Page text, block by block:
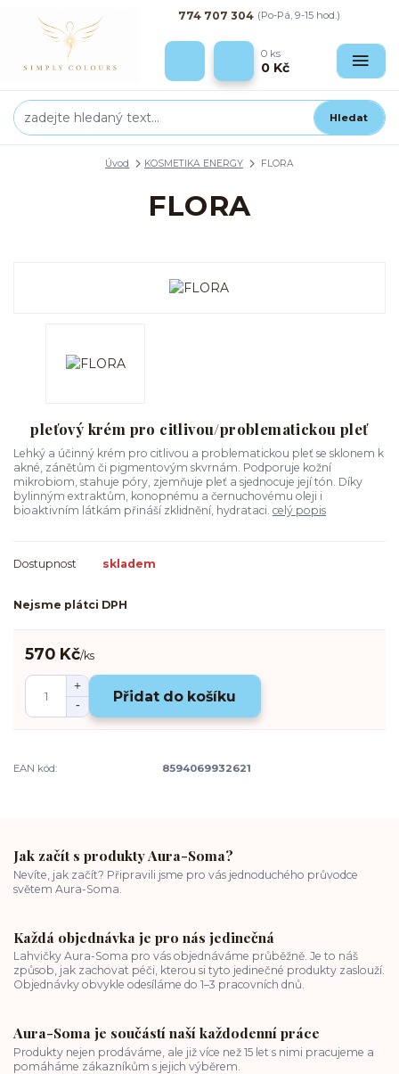
Hledat
774 707 304 (Po-Pá, 9-15 hod.)
0 ks
0 Kč
Úvod KOSMETIKA ENERGY FLORA
FLORA
pleťový krém pro citlivou/problematickou pleť
Lehký a účinný krém pro citlivou a problematickou pleť se sklonem k
akné, zánětům či pigmentovým skvrnám. Podporuje kožní
mikrobiom, stahuje póry, zjemňuje pleť a sjednocuje její tón. Díky
bylinným extraktům, konopnému a černuchovému oleji i
bioaktivním látkám přináší zklidnění, hydrataci. celý popis
Dostupnost skladem
Nejsme plátci DPH
570 Kč/ks
Přidat do košíku
EAN kód: 8594069932621
Jak začít s produkty Aura-Soma?
Nevíte, jak začít? Připravili jsme pro vás jednoduchého průvodce
světem Aura-Soma.
Každá objednávka je pro nás jedinečná
Lahvičky Aura-Soma pro vás objednáváme průběžně. Je to náš
způsob, jak zachovat péči, kterou si tyto jedinečné produkty zaslouží.
Objednávky obvykle odesíláme do 1–3 pracovních dnů.
Aura-Soma je součástí naší každodenní práce
Produkty nejen prodáváme, ale již více než 15 let s nimi pracujeme a
pomáháme zákazníkům s jejich výběrem.